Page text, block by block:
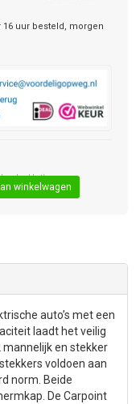
uur besteld, morgen
pakket).
winkelwagen
auto’s met een
laadt het veilig
mannelijk en stekker
voldoen aan
norm. Beide
De Carpoint